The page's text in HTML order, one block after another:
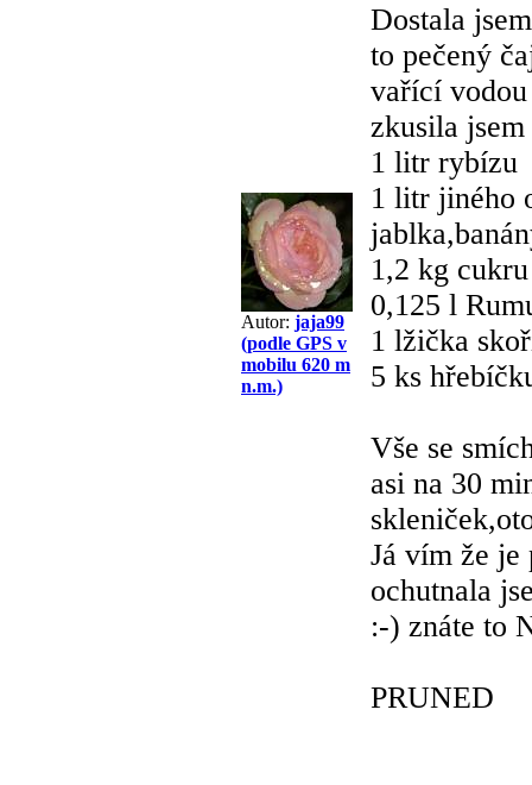
Autor: jaja99
(podle GPS v
mobilu 620 m
n.m.)
Dostala
to pečený
vařící
zkusila
1 litr rybízu
1 litr jiného
1,2 kg cukru
0,125 l
1 lžička
5 ks
Vše se
asi na 30
Já vím že je
ochutnala
:-) znáte to
PRUNED